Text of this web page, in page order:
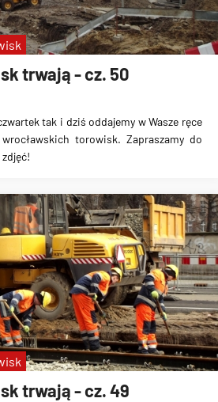
trwają - cz. 50
tak i dziś oddajemy w Wasze ręce
torowisk. Zapraszamy do
trwają - cz. 49